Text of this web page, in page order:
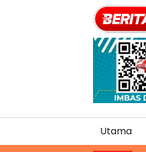
Utama